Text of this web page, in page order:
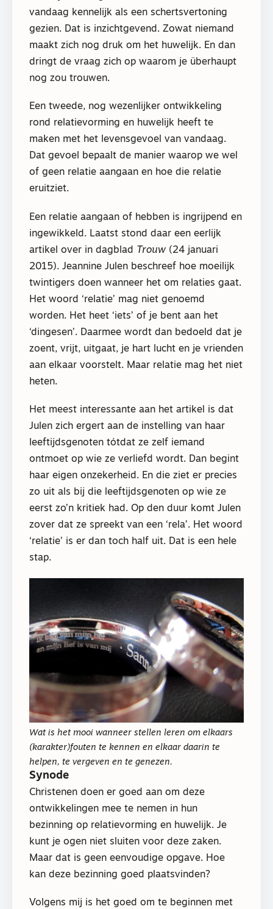
vandaag kennelijk als een schertsvertoning
gezien. Dat is inzichtgevend. Zowat niemand
maakt zich nog druk om het huwelijk. En dan
dringt de vraag zich op waarom je überhaupt
nog zou trouwen.
Een tweede, nog wezenlijker ontwikkeling
rond relatievorming en huwelijk heeft te
maken met het levensgevoel van vandaag.
Dat gevoel bepaalt de manier waarop we wel
of geen relatie aangaan en hoe die relatie
eruitziet.
Een relatie aangaan of hebben is ingrijpend en
ingewikkeld. Laatst stond daar een eerlijk
artikel over in dagblad
Trouw (24 januari
2015). Jeannine Julen beschreef hoe moeilijk
twintigers doen wanneer het om relaties gaat.
Het woord ‘relatie’ mag niet genoemd
worden. Het heet ‘iets’ of je bent aan het
‘dingesen’. Daarmee wordt dan bedoeld dat je
zoent, vrijt, uitgaat, je hart lucht en je vrienden
aan elkaar voorstelt. Maar relatie mag het niet
heten.
Het meest interessante aan het artikel is dat
Julen zich ergert aan de instelling van haar
leeftijdsgenoten tótdat ze zelf iemand
ontmoet op wie ze verliefd wordt. Dan begint
haar eigen onzekerheid. En die ziet er precies
zo uit als bij die leeftijdsgenoten op wie ze
eerst zo’n kritiek had. Op den duur komt Julen
zover dat ze spreekt van een ‘rela’. Het woord
‘relatie’ is er dan toch half uit. Dat is een hele
stap.
Wat is het mooi wanneer stellen leren om elkaars
(karakter)fouten te kennen en elkaar daarin te
helpen, te vergeven en te genezen.
Synode
Christenen doen er goed aan om deze
ontwikkelingen mee te nemen in hun
bezinning op relatievorming en huwelijk. Je
kunt je ogen niet sluiten voor deze zaken.
Maar dat is geen eenvoudige opgave. Hoe
kan deze bezinning goed plaatsvinden?
Volgens mij is het goed om te beginnen met